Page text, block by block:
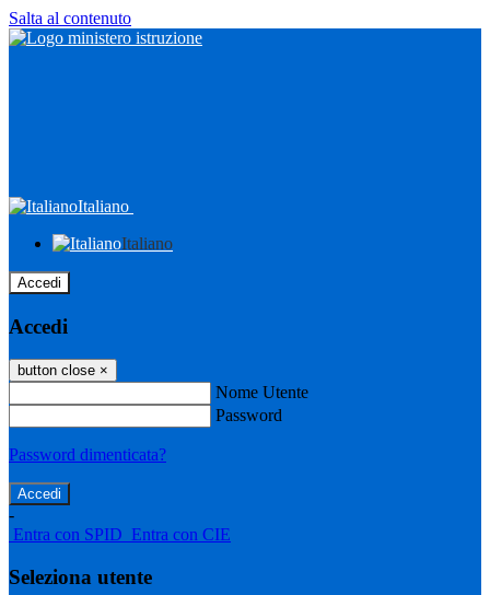
Salta al contenuto
Italiano
Italiano
Accedi
Accedi
button close ×
Nome Utente
Password
Password dimenticata?
-
Entra con SPID Entra con CIE
Seleziona utente